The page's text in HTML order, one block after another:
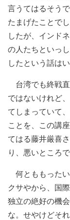
言うてはるそう
たまげたことで
したが、インド
の人たちといっ
したという話は
台湾でも終戦
ではないけれど
てしまっていて
ことを、この講
てはる藤井厳喜
り、悪いところ
何とももった
クサやから、国
独立の絶好の機
な。せやけどそ